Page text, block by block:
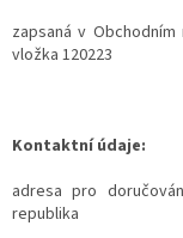
zapsaná v
vložka 120223
Kontaktní údaje:
adresa pro
republika